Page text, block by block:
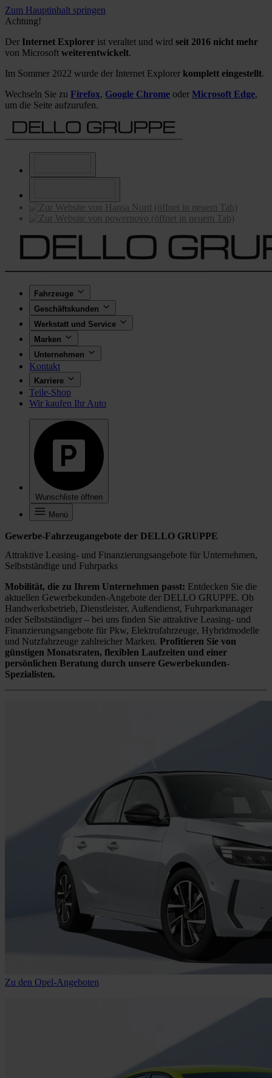
Zum Hauptinhalt springen
Achtung!
Der Internet Explorer ist veraltet und wird seit 2016 nicht mehr
von Microsoft weiterentwickelt.
Im Sommer 2022 wurde der Internet Explorer komplett eingestellt.
Wechseln Sie zu Firefox, Google Chrome oder Microsoft Edge,
um die Seite aufzurufen.
Fahrzeuge
Geschäftskunden
Werkstatt und Service
Marken
Unternehmen
Kontakt
Karriere
Teile-Shop
Wir kaufen Ihr Auto
Wunschliste öffnen
Menü
Gewerbe-Fahrzeugangebote der DELLO GRUPPE
Attraktive Leasing- und Finanzierungsangebote für Unternehmen,
Selbstständige und Fuhrparks
Mobilität, die zu Ihrem Unternehmen passt: Entdecken Sie die
aktuellen Gewerbekunden-Angebote der DELLO GRUPPE. Ob
Handwerksbetrieb, Dienstleister, Außendienst, Fuhrparkmanager
oder Selbstständiger – bei uns finden Sie attraktive Leasing- und
Finanzierungsangebote für Pkw, Elektrofahrzeuge, Hybridmodelle
und Nutzfahrzeuge zahlreicher Marken. Profitieren Sie von
günstigen Monatsraten, flexiblen Laufzeiten und einer
persönlichen Beratung durch unsere Gewerbekunden-
Spezialisten.
Zu den Opel-Angeboten